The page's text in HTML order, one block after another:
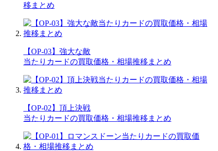
移まとめ
【OP-03】強大な敵
当たりカードの買取価格・相場推移まとめ
【OP-02】頂上決戦
当たりカードの買取価格・相場推移まとめ